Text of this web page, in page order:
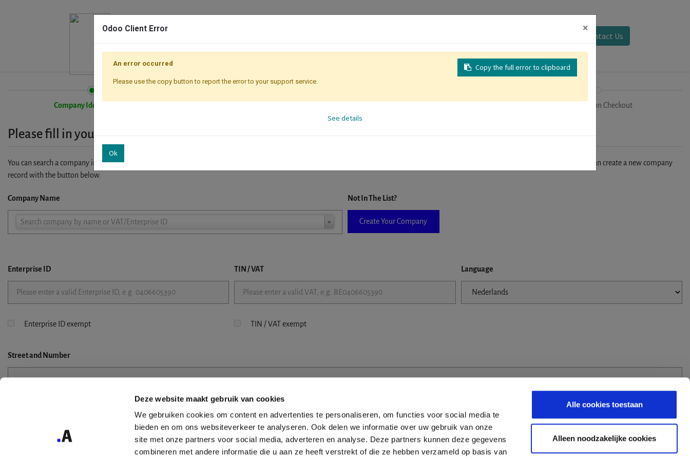
Deze website maakt gebruik van cookies
We gebruiken cookies om content en advertenties te personaliseren, om functies voor social media te
bieden en om ons websiteverkeer te analyseren. Ook delen we informatie over uw gebruik van onze
site met onze partners voor social media, adverteren en analyse. Deze partners kunnen deze gegevens
combineren met andere informatie die u aan ze heeft verstrekt of die ze hebben verzameld op basis van
Alle cookies toestaan
Alleen noodzakelijke cookies
Contact Us
Company Identification Registration Checkout
Please fill in your company details
You can search a company in our database by name, VAT or enterprise ID. When a company is selected it will auto-complete the form. If you don't find your company in our database, you can create a new company
record with the button below.
Company Name
Search company by name or VAT/Enterprise ID
Company
Not In The List?
Create Your Company
Enterprise ID TIN / VAT Language
Enterprise ID exempt TIN / VAT exempt
Streetand Number
Odoo Client Error ×
Copy the full error to clipboard
An error occurred
Please use the copy button to report the error to your support service.
See details
Ok